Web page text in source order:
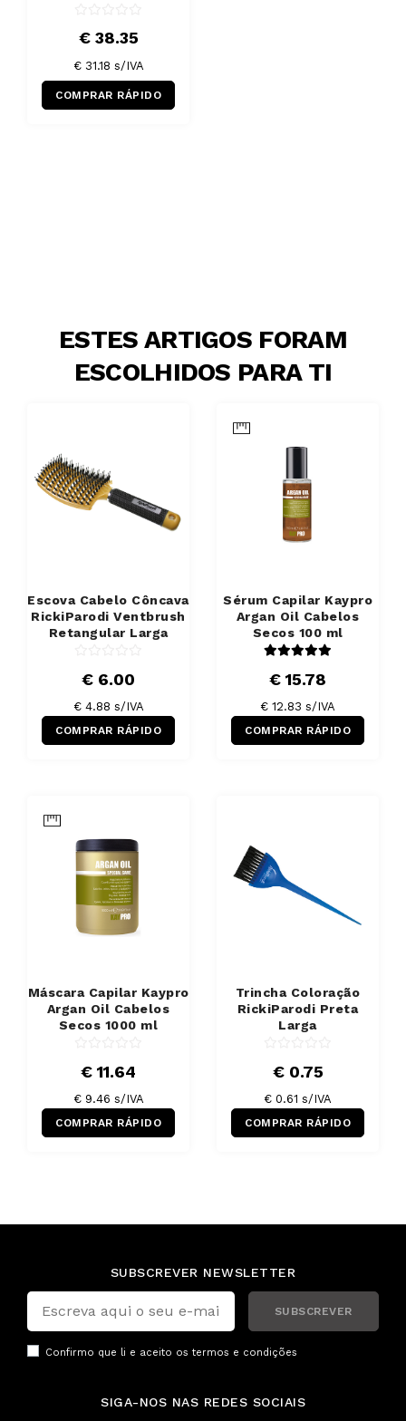
€ 38.35
€ 31.18 s/IVA
COMPRAR RÁPIDO
ESTES ARTIGOS FORAM
ESCOLHIDOS PARA TI
Escova Cabelo Côncava
RickiParodi Ventbrush
Retangular Larga
€ 6.00
€ 4.88 s/IVA
COMPRAR RÁPIDO
Sérum Capilar Kaypro
Argan Oil Cabelos
Secos 100 ml
€ 15.78
€ 12.83 s/IVA
COMPRAR RÁPIDO
Máscara Capilar Kaypro
Argan Oil Cabelos
Secos 1000 ml
€ 11.64
€ 9.46 s/IVA
COMPRAR RÁPIDO
Trincha Coloração
RickiParodi Preta
Larga
€ 0.75
€ 0.61 s/IVA
COMPRAR RÁPIDO
SUBSCREVER NEWSLETTER
SUBSCREVER
Confirmo que li e aceito os termos e condições
SIGA-NOS NAS REDES SOCIAIS